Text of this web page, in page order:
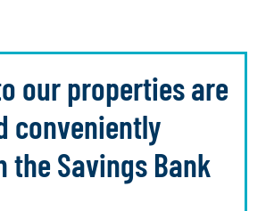
our properties are
conveniently
the Savings Bank